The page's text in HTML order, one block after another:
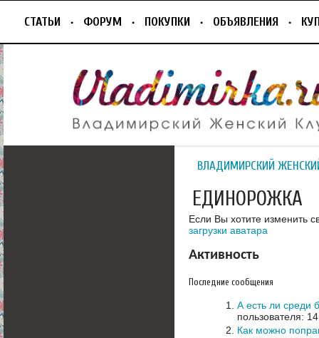
СТАТЬИ ФОРУМ ПОКУПКИ ОБЪЯВЛЕНИЯ
ВЛАДИМИРСКИЙ
ЕДИНОРОЖКА
Если Вы хотите изменить
загрузки аватара
Активность
Последние сообщения
А есть ли среди
пользователя:
Как можно